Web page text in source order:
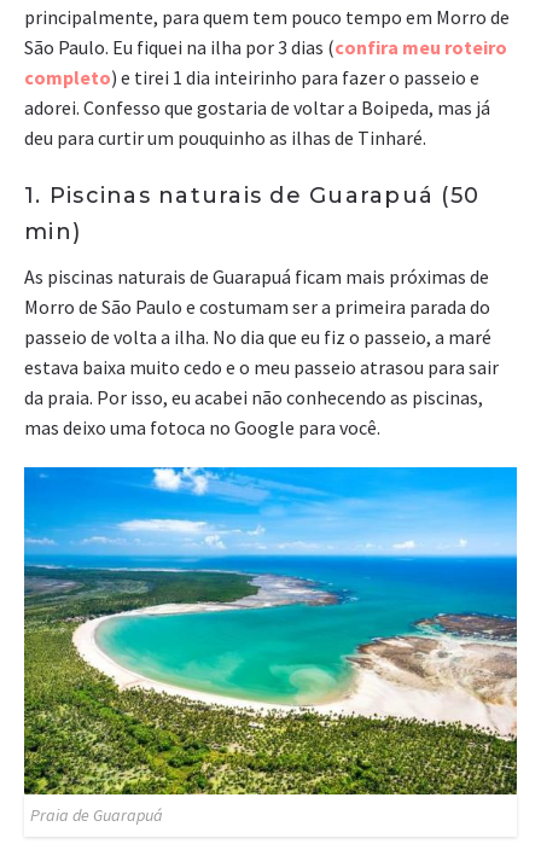
principalmente, para quem tem pouco tempo em Morro de
São Paulo. Eu fiquei na ilha por 3 dias (confira meu roteiro
completo) e tirei 1 dia inteirinho para fazer o passeio e
adorei. Confesso que gostaria de voltar a Boipeda, mas já
deu para curtir um pouquinho as ilhas de Tinharé.
1. Piscinas naturais de Guarapuá (50
min)
As piscinas naturais de Guarapuá ficam mais próximas de
Morro de São Paulo e costumam ser a primeira parada do
passeio de volta a ilha. No dia que eu fiz o passeio, a maré
estava baixa muito cedo e o meu passeio atrasou para sair
da praia. Por isso, eu acabei não conhecendo as piscinas,
mas deixo uma fotoca no Google para você.
Praia de Guarapuá